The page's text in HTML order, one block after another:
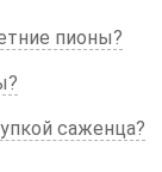
пионы?
саженца?